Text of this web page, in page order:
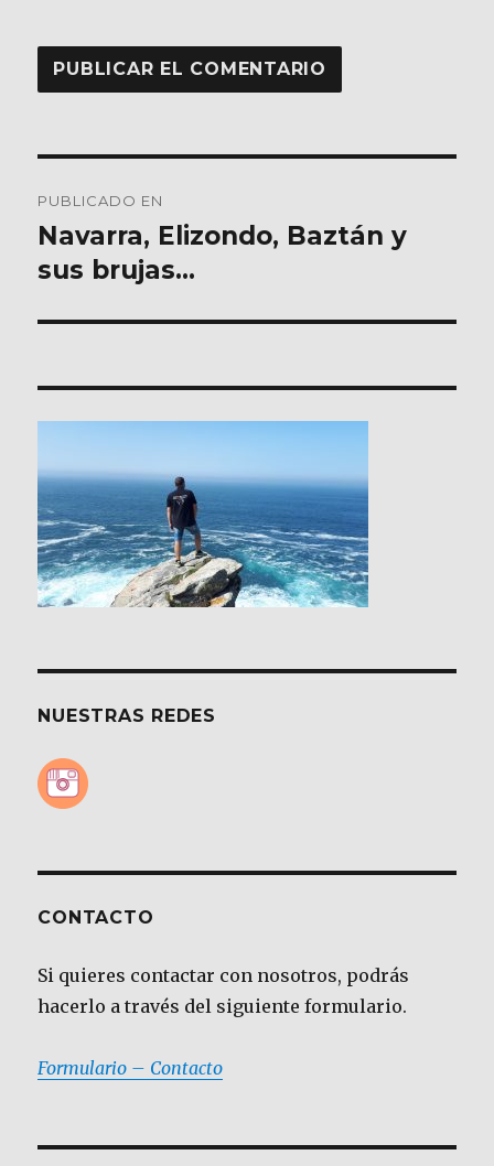
de
entradas
PUBLICADO EN
Navarra, Elizondo, Baztán y
sus brujas…
NUESTRAS REDES
CONTACTO
Si quieres contactar con nosotros, podrás
hacerlo a través del siguiente formulario.
Formulario – Contacto